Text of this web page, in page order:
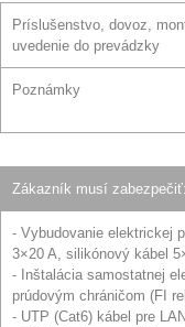
Príslušenstvo, dovoz,
uvedenie do prevádzky
Poznámky
Zákazník musí zabezpečiť:
- Vybudovanie elektrickej
3×20 A, silikónový kábel
- Inštalácia samostatnej
prúdovým chráničom (FI
- UTP (Cat6) kábel pre